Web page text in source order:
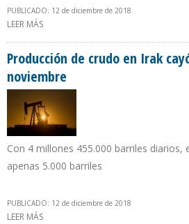
PUBLICADO: 12 de diciembre de 2018
LEER MÁS
Producción de crudo en Irak
noviembre
Con 4 millones 455.000 barriles diarios,
apenas 5.000 barriles
PUBLICADO: 12 de diciembre de 2018
LEER MÁS